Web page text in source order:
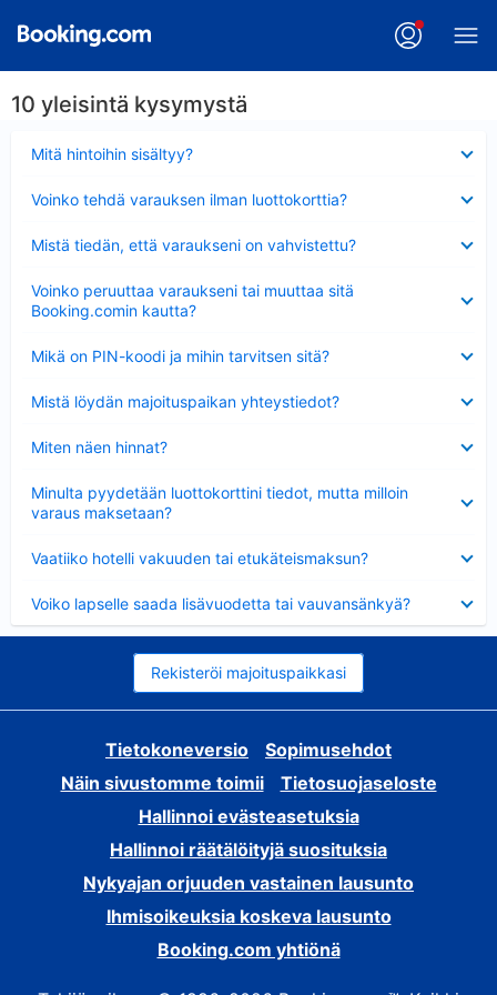
10 yleisintä kysymystä
Mitä hintoihin sisältyy?
Voinko tehdä varauksen ilman luottokorttia?
Mistä tiedän, että varaukseni on vahvistettu?
Voinko peruuttaa varaukseni tai muuttaa sitä
Booking.comin kautta?
Mikä on PIN-koodi ja mihin tarvitsen sitä?
Mistä löydän majoituspaikan yhteystiedot?
Miten näen hinnat?
Minulta pyydetään luottokorttini tiedot, mutta milloin
varaus maksetaan?
Vaatiiko hotelli vakuuden tai etukäteismaksun?
Voiko lapselle saada lisävuodetta tai vauvansänkyä?
Rekisteröi majoituspaikkasi
Tietokoneversio
Sopimusehdot
Näin sivustomme toimii
Tietosuojaseloste
Hallinnoi evästeasetuksia
Hallinnoi räätälöityjä suosituksia
Nykyajan orjuuden vastainen lausunto
Ihmisoikeuksia koskeva lausunto
Booking.com yhtiönä